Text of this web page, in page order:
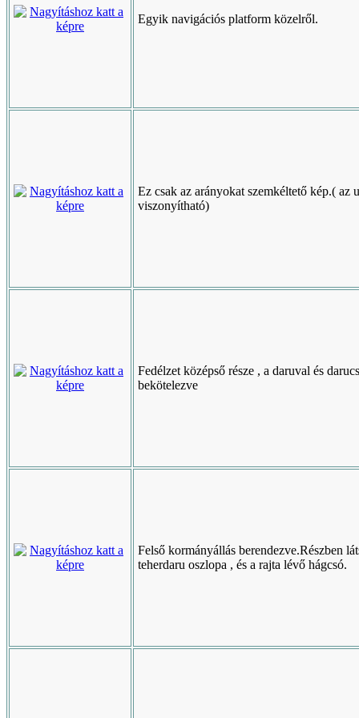
Egyik navigációs platform közelről.
Ez csak az arányokat szemkéltető kép.( az
viszonyítható)
Fedélzet középső része , a daruval és
bekötelezve
Felső kormányállás berendezve.Részben
teherdaru oszlopa , és a rajta lévő hágcsó.